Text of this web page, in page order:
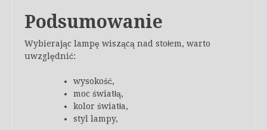
Podsumowanie
Wybierając lampę wiszącą nad stołem, warto
uwzględnić:
wysokość,
moc światłą,
kolor światła,
styl lampy,